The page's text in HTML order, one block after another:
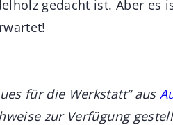
gedacht ist. Aber es
für die Werkstatt“ aus
zur Verfügung